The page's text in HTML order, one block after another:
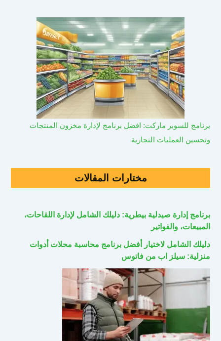
برنامج للسوبر ماركت: افضل برنامج لإدارة مخزون المنتجات
وتحسين العمليات التجارية
مختارات المقالات
برنامج إدارة صيدلية بيطرية: دليلك الشامل لإدارة اللقاحات،
المبيعات، والفواتير
دليلك الشامل لاختيار أفضل برنامج محاسبة محلات أدوات
منزلية: سيلز اب من فاتوس